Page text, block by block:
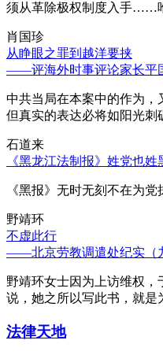
须从革除极权制度入手……
肖国珍
从睁眼之罪到越洋要挟
——评海外时事评论家长平
中共当局在本案中的作为，
但真实的表达必将如阳光刺
石道来
《黑龙江法制报》姓党也姓
《黑报》无时无刻不在为
野靖环
不虚此行
——北京劳教调遣处纪实（
野靖环女士因为上访维权
说，她之所以写此书，就是
法律天地